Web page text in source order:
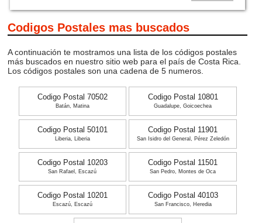
Codigos Postales mas buscados
A continuación te mostramos una lista de los códigos postales
más buscados en nuestro sitio web para el país de Costa Rica.
Los códigos postales son una cadena de 5 numeros.
Codigo Postal 70502
Batán, Matina
Codigo Postal 10801
Guadalupe, Goicoechea
Codigo Postal 50101
Liberia, Liberia
Codigo Postal 11901
San Isidro del General, Pérez Zeledón
Codigo Postal 10203
San Rafael, Escazú
Codigo Postal 11501
San Pedro, Montes de Oca
Codigo Postal 10201
Escazú, Escazú
Codigo Postal 40103
San Francisco, Heredia